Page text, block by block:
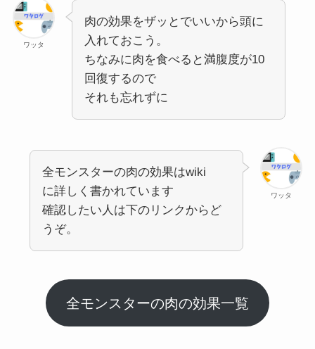
ワッタ
肉の効果をザッとでいいから頭に
入れておこう。
ちなみに肉を食べると満腹度が10
回復するので
それも忘れずに
ワッタ
全モンスターの肉の効果はwiki
に詳しく書かれています
確認したい人は下のリンクからど
うぞ。
全モンスターの肉の効果一覧